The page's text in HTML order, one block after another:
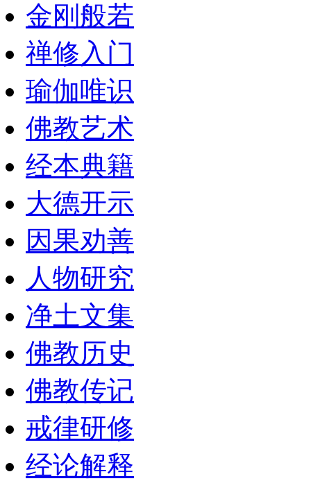
金刚般若
禅修入门
瑜伽唯识
佛教艺术
经本典籍
大德开示
因果劝善
人物研究
净土文集
佛教历史
佛教传记
戒律研修
经论解释